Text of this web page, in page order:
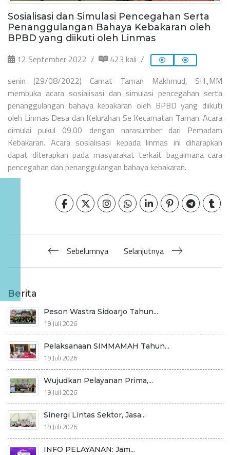
Sosialisasi dan Simulasi Pencegahan Serta
Penanggulangan Bahaya Kebakaran oleh
BPBD yang diikuti oleh Linmas
12 September 2022
423 kali
senin (29/08/2022) Camat Taman Makhmud, SH.,MM
membuka acara sosialisasi dan simulasi pencegahan serta
penanggulangan bahaya kebakaran oleh BPBD yang diikuti
oleh Linmas Desa dan Kelurahan Se Kecamatan Taman. Acara
dimulai pukul 09.00 dengan narasumber dari Pemadam
Kebakaran. Acara sosialisasi kepada linmas ini diharapkan
dapat diterapkan pada masyarakat terkait bagaimana cara
pencegahan dan penanggulangan bahaya kebakaran.
Sebelumnya Selanjutnya
Berita
Peson Wastra Sidoarjo Tahun...
19 Juli 2026
Pelaksanaan SIMMAMAH Tahun...
19 Juli 2026
Wujudkan Pelayanan Prima,...
19 Juli 2026
Sinergi Lintas Sektor, Jasa...
19 Juli 2026
INFO PELAYANAN: Jam...